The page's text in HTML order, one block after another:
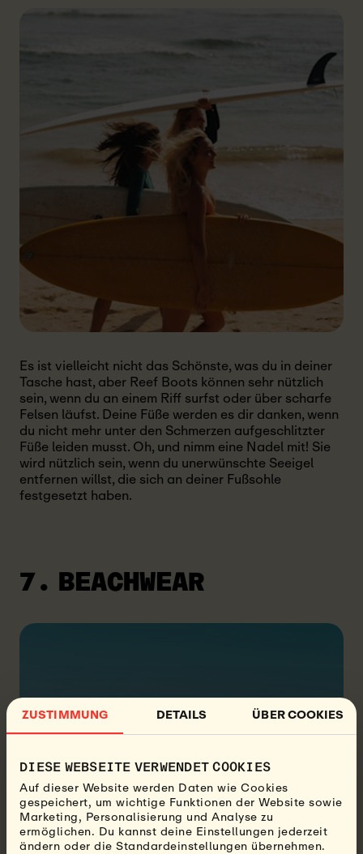
ZUSTIMMUNG DETAILS ÜBER COOKIES
DIESE WEBSEITE VERWENDET COOKIES
Auf dieser Website werden Daten wie Cookies
gespeichert, um wichtige Funktionen der Website sowie
Marketing, Personalisierung und Analyse zu
ermöglichen. Du kannst deine Einstellungen jederzeit
ändern oder die Standardeinstellungen übernehmen.
Es ist vielleicht nicht das Schönste, was du in deiner
Tasche hast, aber Reef Boots können sehr nützlich
sein, wenn du an einem Riff surfst oder über scharfe
Felsen läufst. Deine Füße werden es dir danken, wenn
du nicht mehr unter den Schmerzen aufgeschlitzter
Füße leiden musst. Oh, und nimm eine Nadel mit! Sie
wird nützlich sein, wenn du unerwünschte Seeigel
entfernen willst, die sich an deiner Fußsohle
festgesetzt haben.
7. BEACHWEAR